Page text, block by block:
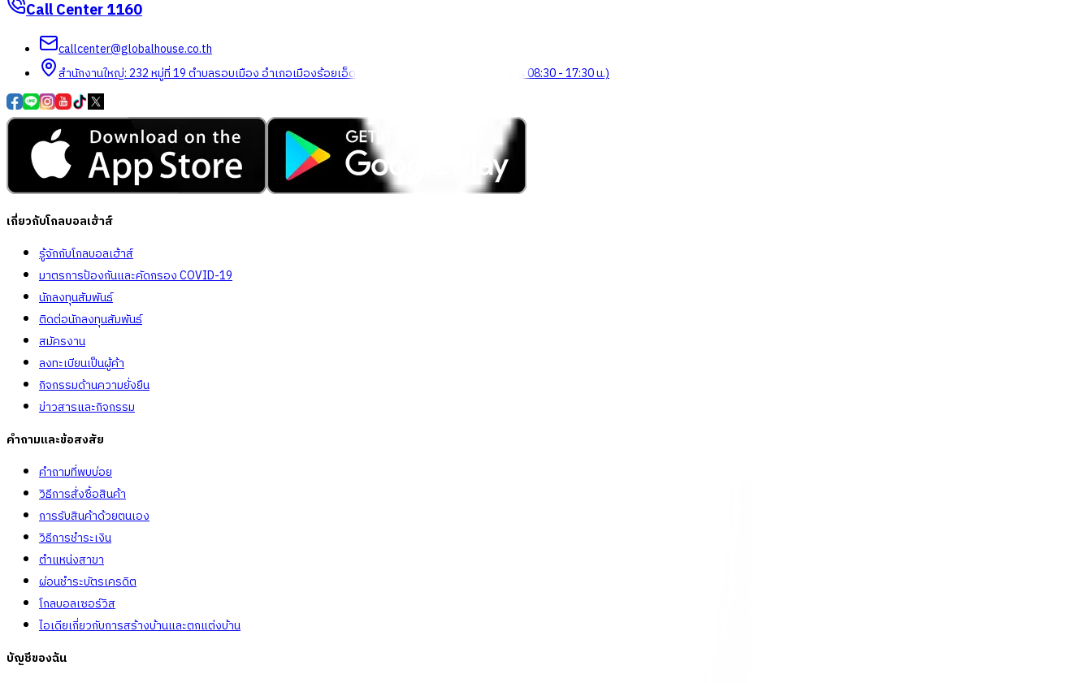
Call Center1160
callcenter@globalhouse.co.th
สำนักงานใหญ่: 232 หมู่ที่ 19 ตำบลรอบเมือง อำเภอเมืองร้อยเอ็ด จังหวัดร้อยเอ็ด 45000 (เวลาทำการ 08:30 - 17:30 น.)
เกี่ยวกับโกลบอลเฮ้าส์
รู้จักกับโกลบอลเฮ้าส์
มาตรการป้องกันและคัดกรอง COVID-19
นักลงทุนสัมพันธ์
ติดต่อนักลงทุนสัมพันธ์
สมัครงาน
ลงทะเบียนเป็นผู้ค้า
กิจกรรมด้านความยั่งยืน
ข่าวสารและกิจกรรม
คำถามและข้อสงสัย
คำถามที่พบบ่อย
วิธีการสั่งซื้อสินค้า
การรับสินค้าด้วยตนเอง
วิธีการชำระเงิน
ตำแหน่งสาขา
ผ่อนชำระบัตรเครดิต
โกลบอลเซอร์วิส
ไอเดียเกี่ยวกับการสร้างบ้านและตกแต่งบ้าน
บัญชีของฉัน